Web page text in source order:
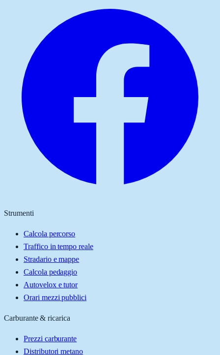
Strumenti
Calcola percorso
Traffico in tempo reale
Stradario e mappe
Calcola pedaggio
Autovelox e tutor
Orari mezzi pubblici
Carburante & ricarica
Prezzi carburante
Distributori metano